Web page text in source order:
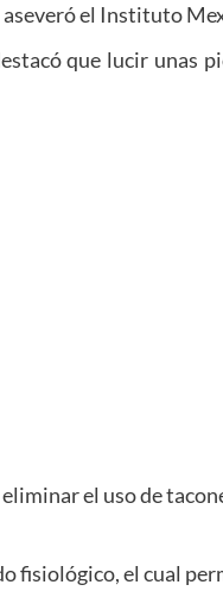
el Instituto
que lucir unas
el uso de
fisiológico, el cual